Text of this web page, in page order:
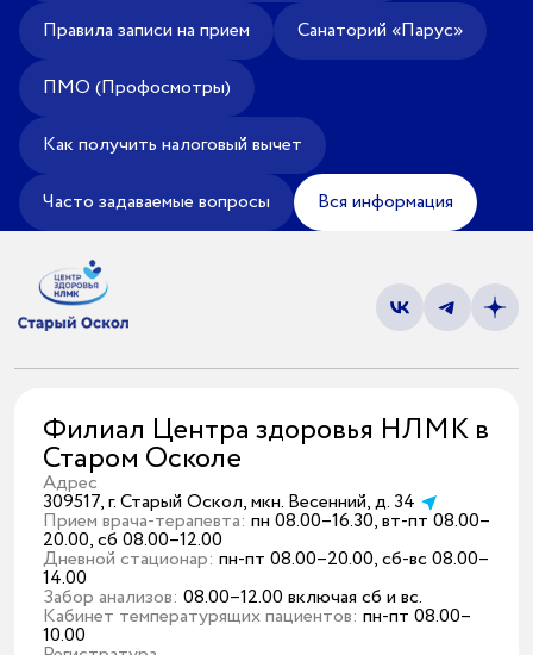
Дневной стационар: пн-пт 08.00–20.00, сб-вс 08.00–
14.00
Забор анализов: 08.00–12.00 включая сб и вс.
Кабинет температурящих пациентов: пн-пт 08.00–
10.00
Регистратура
Санаторий-профилакторий
«Парус»
Адрес
Понедельник — четверг
08:00–16:45
перерыв 12:00–12:30
Пятница
08:00–15:45
перерыв 12:00–12:30
Администратор
+7 (4742) 72-73-31
Правила записи на прием Санаторий «Парус»
ПМО (Профосмотры)
Как получить налоговый вычет
Часто задаваемые вопросы Вся информация
Филиал Центра здоровья НЛМК в
Старом Осколе
Адрес
309517, г. Старый Оскол, мкн. Весенний, д. 34
Прием врача-терапевта: пн 08.00–16.30, вт-пт 08.00–
20.00, сб 08.00–12.00
Дневной стационар: пн-пт 08.00–20.00, сб-вс 08.00–
14.00
Забор анализов: 08.00–12.00 включая сб и вс.
Кабинет температурящих пациентов: пн-пт 08.00–
10.00